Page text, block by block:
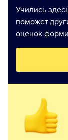
Учились
поможет
оценок